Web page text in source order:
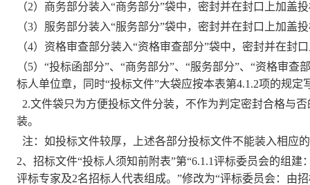
（2）商务部分装入“商务部分”袋中，密封并在封口上加盖
（3）服务部分装入“服务部分”袋中，密封并在封口上加盖
（4）资格审查部分装入“资格审查部分”袋中，密封并在封
（5）“投标函部分”、“商务部分”、“服务部分”、“资格审
标人单位章，同时“投标文件”大袋应按本表第4.1.2项的规定
2.文件袋只为方便投标文件分装，不作为判定密封合格与
装。
注：如投标文件较厚，上述各部分投标文件不能装入相应
2、 招标文件“投标人须知前附表”第“6.1.1评标委员会的组
评标专家及2名招标人代表组成。”修改为“评标委员会：由